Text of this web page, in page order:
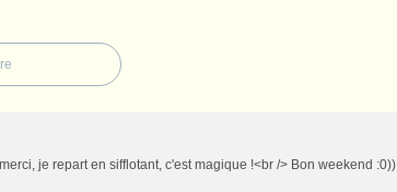
je repart en sifflotant, c'est magique !<br /> Bon weekend :0))